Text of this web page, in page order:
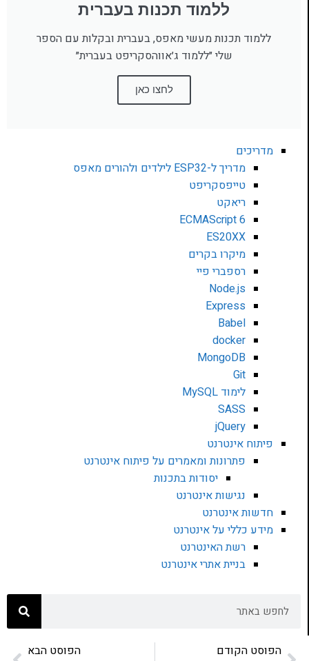
ללמוד תכנות בעברית
ללמוד תכנות מעשי מאפס, בעברית ובקלות עם הספר
שלי ״ללמוד ג׳אווהסקריפט בעברית״
לחצו כאן
מדריכים
מדריך ל-ESP32 לילדים ולהורים מאפס
טייפסקריפט
ריאקט
ECMAScript 6
ES20XX
מיקרו בקרים
רספברי פיי
Node.js
Express
Babel
docker
MongoDB
Git
לימוד MySQL
SASS
jQuery
פיתוח אינטרנט
פתרונות ומאמרים על פיתוח אינטרנט
יסודות בתכנות
נגישות אינטרנט
חדשות אינטרנט
מידע כללי על אינטרנט
רשת האינטרנט
בניית אתרי אינטרנט
הפוסט הקודם הפוסט הבא